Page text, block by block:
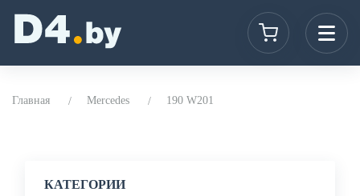
Главная Mercedes 190 W201
КАТЕГОРИИ